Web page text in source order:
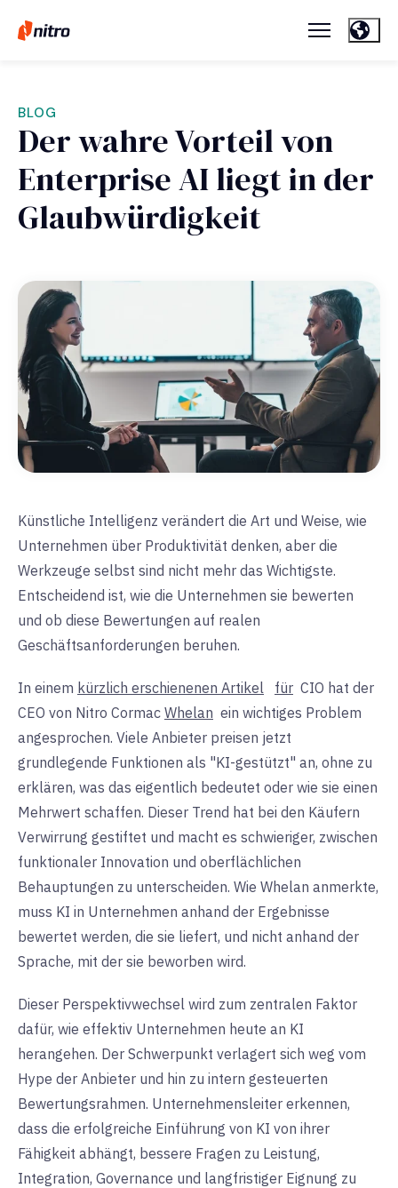
BLOG
Der wahre Vorteil von
Enterprise AI liegt in der
Glaubwürdigkeit
Künstliche Intelligenz verändert die Art und Weise, wie
Unternehmen über Produktivität denken, aber die
Werkzeuge selbst sind nicht mehr das Wichtigste.
Entscheidend ist, wie die Unternehmen sie bewerten
und ob diese Bewertungen auf realen
Geschäftsanforderungen beruhen.
In einem kürzlich erschienenen Artikel für CIO hat der
CEO von Nitro Cormac Whelan ein wichtiges Problem
angesprochen. Viele Anbieter preisen jetzt
grundlegende Funktionen als "KI-gestützt" an, ohne zu
erklären, was das eigentlich bedeutet oder wie sie einen
Mehrwert schaffen. Dieser Trend hat bei den Käufern
Verwirrung gestiftet und macht es schwieriger, zwischen
funktionaler Innovation und oberflächlichen
Behauptungen zu unterscheiden. Wie Whelan anmerkte,
muss KI in Unternehmen anhand der Ergebnisse
bewertet werden, die sie liefert, und nicht anhand der
Sprache, mit der sie beworben wird.
Dieser Perspektivwechsel wird zum zentralen Faktor
dafür, wie effektiv Unternehmen heute an KI
herangehen. Der Schwerpunkt verlagert sich weg vom
Hype der Anbieter und hin zu intern gesteuerten
Bewertungsrahmen. Unternehmensleiter erkennen,
dass die erfolgreiche Einführung von KI von ihrer
Fähigkeit abhängt, bessere Fragen zu Leistung,
Integration, Governance und langfristiger Eignung zu